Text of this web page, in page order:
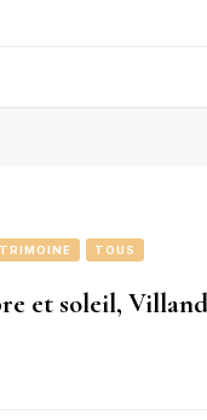
TOUS
et soleil,